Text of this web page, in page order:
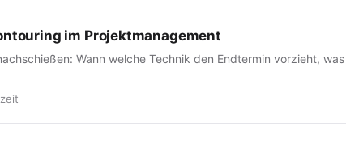
im Projektmanagement
Wann welche Technik den Endtermin vorzieht,